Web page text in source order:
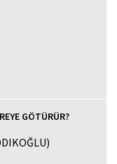
GÖTÜRÜR?